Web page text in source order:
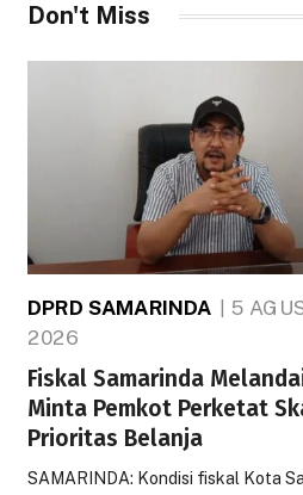
Don't Miss
DPRD SAMARINDA
5
2026
Fiskal Samarinda
Minta Pemkot Perketat
Prioritas Belanja
SAMARINDA: Kondisi fiskal Kota